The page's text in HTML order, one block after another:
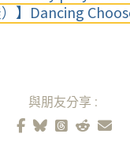
】Dancing
與朋友分享: